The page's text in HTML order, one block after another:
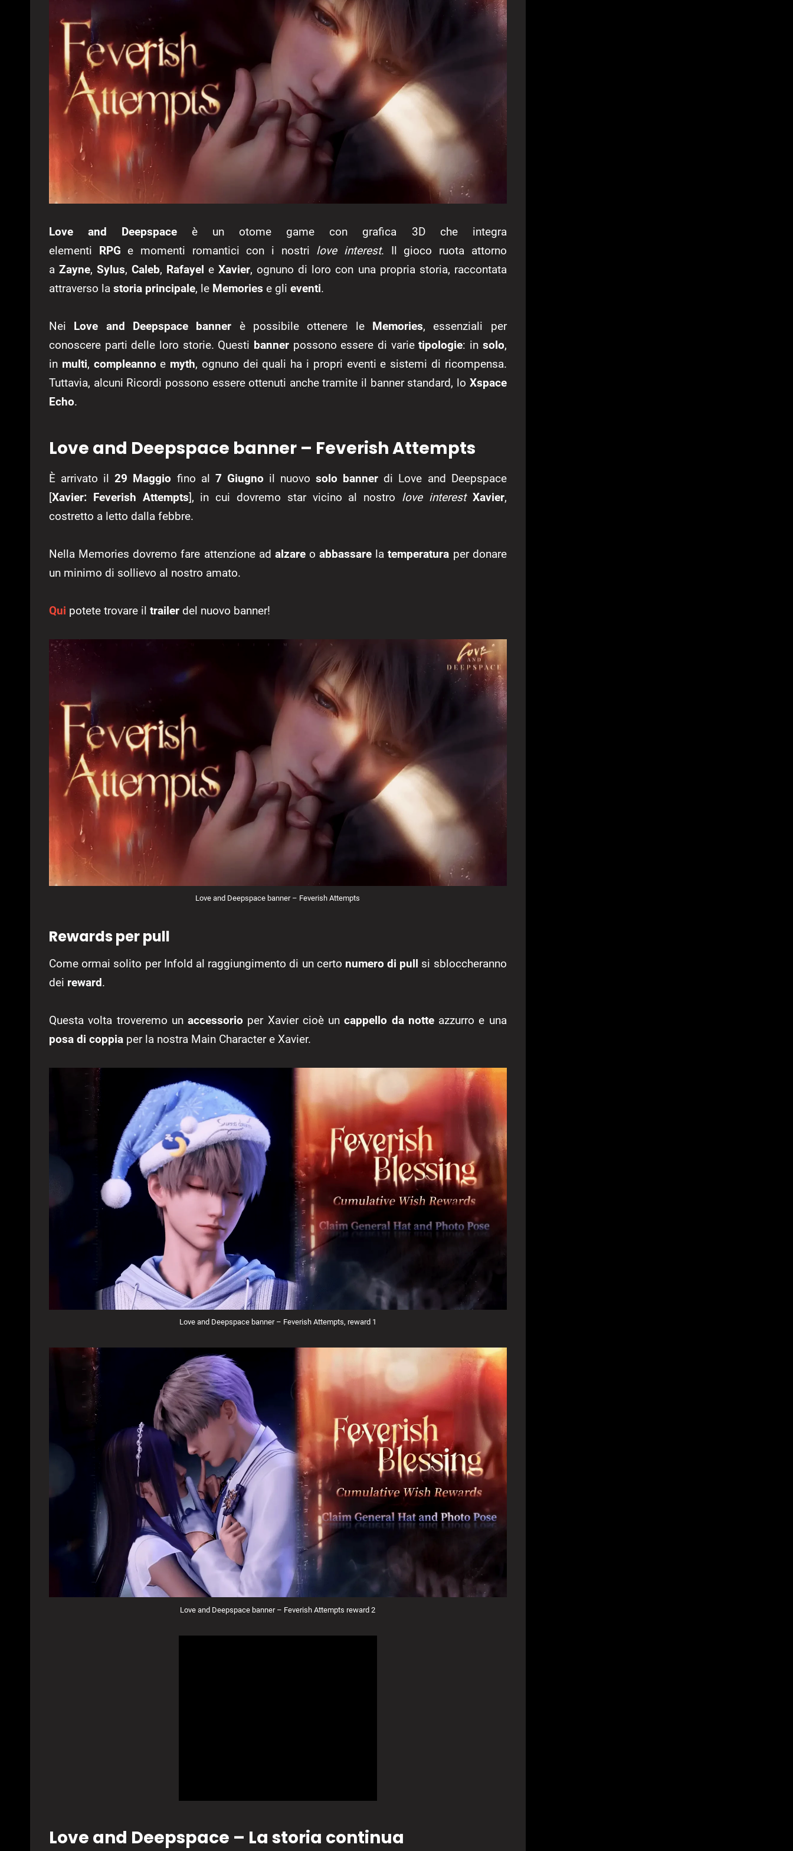
Love and Deepspace è un otome game con grafica 3D che integra
elementi RPG e momenti romantici con i nostri love interest. Il gioco ruota attorno
aZayne,Sylus,Caleb, Rafayel eXavier, ognuno di loro con una propria storia, raccontata
attraverso la storia principale, le Memories e gli eventi.
Nei Love and Deepspace banner è possibile ottenere le Memories, essenziali per
conoscere parti delle loro storie. Questi banner possono essere di varietipologie: in solo,
in multi, compleanno e myth, ognuno dei quali ha i propri eventi e sistemi di ricompensa.
Tuttavia, alcuni Ricordi possono essere ottenuti anche tramite il banner standard, lo Xspace
Echo.
Love and Deepspace banner – Feverish Attempts
È arrivato il29 Maggio fino al 7 Giugno il nuovosolo banner di Love and Deepspace
[Xavier: Feverish Attempts], in cui dovremo star vicino al nostro love interest Xavier,
costretto a letto dalla febbre.
Nella Memories dovremo fare attenzione ad alzareoabbassare latemperatura per donare
un minimo di sollievo al nostro amato.
Qui potete trovare il trailer del nuovo banner!
Love and Deepspace banner – Feverish Attempts
Rewards per pull
Come ormai solito per Infold al raggiungimento di un certo numero di pull si sbloccheranno
dei reward.
Questa volta troveremo unaccessorio per Xavier cioè uncappello da notteazzurro e una
posa di coppia per la nostra Main Character e Xavier.
Love and Deepspace banner – Feverish Attempts, reward 1
Love and Deepspace banner – Feverish Attempts reward 2
Love and Deepspace – La storia continua